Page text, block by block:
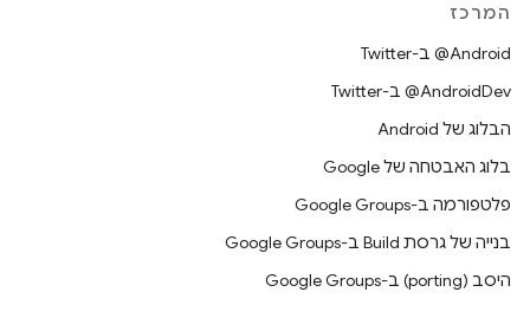
המרכז
‎@Android ב-Twitter
‎@AndroidDev ב-Twitter
הבלוג של Android
בלוג האבטחה של Google
פלטפורמה ב-Google Groups
בנייה של גרסת Build ב-Google Groups
היסב (porting) ב-Google Groups